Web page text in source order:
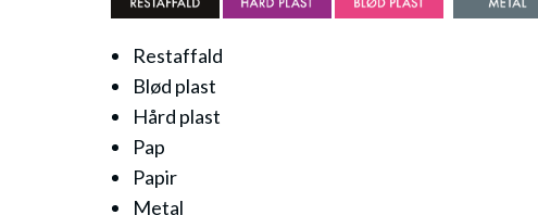
Restaffald
Blød plast
Hård plast
Pap
Papir
Metal